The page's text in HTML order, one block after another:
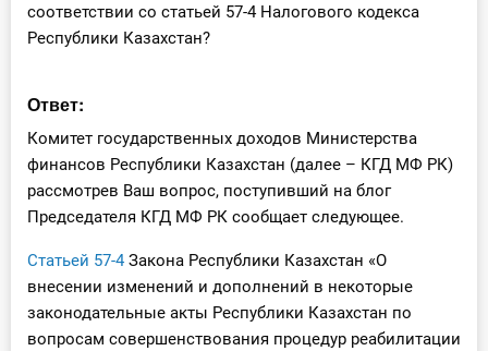
Практика ИП
Учет по отраслям
Юридический помощник
Интернет-магазин
О Системе
Обучение
соответствии со статьей 57-4 Налогового кодекса
Республики Казахстан?
Ответ:
Комитет государственных доходов Министерства
финансов Республики Казахстан (далее – КГД МФ РК)
рассмотрев Ваш вопрос, поступивший на блог
Председателя КГД МФ РК сообщает следующее.
Статьей 57-4 Закона Республики Казахстан «О
внесении изменений и дополнений в некоторые
законодательные акты Республики Казахстан по
вопросам совершенствования процедур реабилитации